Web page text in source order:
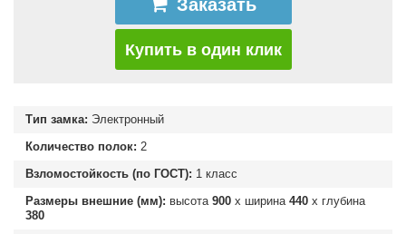
Заказать
Купить в один клик
Тип замка: Электронный
Количество полок: 2
Взломостойкость (по ГОСТ): 1 класс
Размеры внешние (мм): высота 900 х ширина 440 х глубина
380